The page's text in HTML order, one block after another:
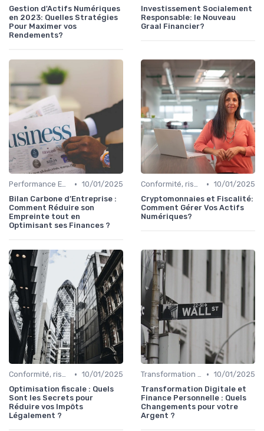
Gestion d'Actifs Numériques
en 2023: Quelles Stratégies
Pour Maximer vos
Rendements?
Investissement Socialement
Responsable: le Nouveau
Graal Financier?
Performance ESG & finance durable • 10/01/2025
Bilan Carbone d’Entreprise :
Comment Réduire son
Empreinte tout en
Optimisant ses Finances ?
Conformité, risques & réglementation • 10/01/2025
Cryptomonnaies et Fiscalité:
Comment Gérer Vos Actifs
Numériques?
Conformité, risques & réglementation • 10/01/2025
Optimisation fiscale : Quels
Sont les Secrets pour
Réduire vos Impôts
Légalement ?
Transformation de la fonction finance • 10/01/2025
Transformation Digitale et
Finance Personnelle : Quels
Changements pour votre
Argent ?